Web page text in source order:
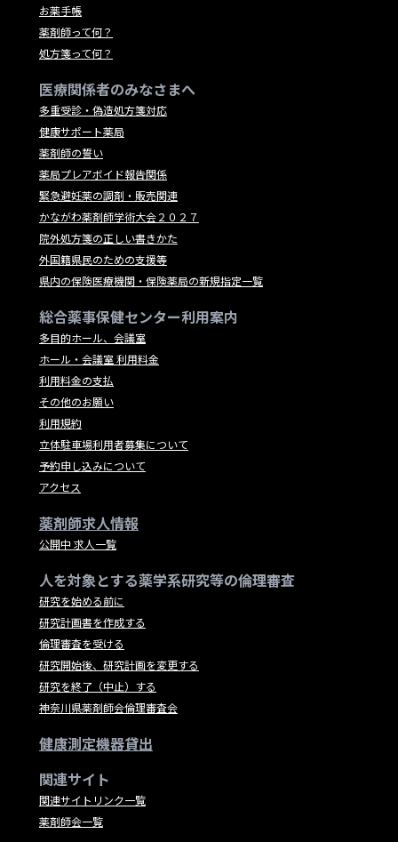
お薬手帳
薬剤師って何？
処方箋って何？
医療関係者のみなさまへ
多重受診・偽造処方箋対応
健康サポート薬局
薬剤師の誓い
薬局プレアボイド報告関係
緊急避妊薬の調剤・販売関連
かながわ薬剤師学術大会２０２７
院外処方箋の正しい書きかた
外国籍県民のための支援等
県内の保険医療機関・保険薬局の新規指定一覧
総合薬事保健センター利用案内
多目的ホール、会議室
ホール・会議室 利用料金
利用料金の支払
その他のお願い
利用規約
立体駐車場利用者募集について
予約申し込みについて
アクセス
薬剤師求人情報
公開中 求人一覧
人を対象とする薬学系研究等の倫理審査
研究を始める前に
研究計画書を作成する
倫理審査を受ける
研究開始後、研究計画を変更する
研究を終了（中止）する
神奈川県薬剤師会倫理審査会
健康測定機器貸出
関連サイト
関連サイトリンク一覧
薬剤師会一覧